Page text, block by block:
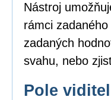
Nástroj
rámci
zadaných
svahu, nebo
Pole